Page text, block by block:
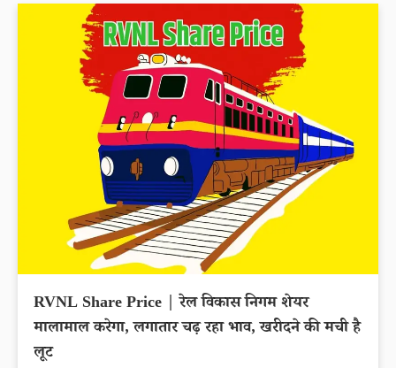
RVNL Share Price | रेल विकास निगम शेयर
मालामाल करेगा, लगातार चढ़ रहा भाव, खरीदने की मची है
लूट